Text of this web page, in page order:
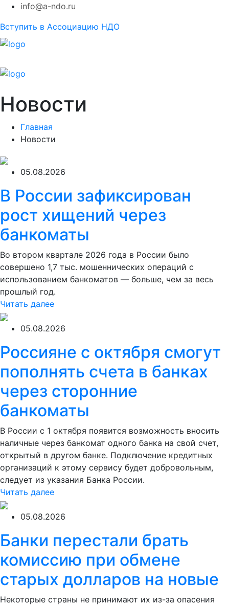
info@a-ndo.ru
Вступить в Ассоциацию НДО
Новости
Главная
Новости
05.08.2026
В России зафиксирован
рост хищений через
банкоматы
Во втором квартале 2026 года в России было
совершено 1,7 тыс. мошеннических операций с
использованием банкоматов — больше, чем за весь
прошлый год.
Читать далее
05.08.2026
Россияне с октября смогут
пополнять счета в банках
через сторонние
банкоматы
В России с 1 октября появится возможность вносить
наличные через банкомат одного банка на свой счет,
открытый в другом банке. Подключение кредитных
организаций к этому сервису будет добровольным,
следует из указания Банка России.
Читать далее
05.08.2026
Банки перестали брать
комиссию при обмене
старых долларов на новые
Некоторые страны не принимают их из-за опасения